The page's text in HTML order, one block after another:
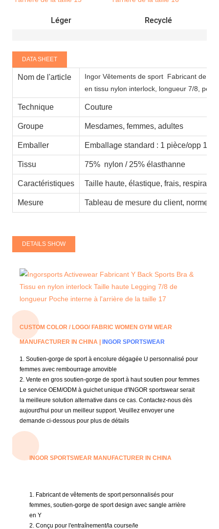
Léger Recyclé
DATA SHEET
Nom de l'article Ingor Vêtements de sport Fabricant de
en tissu nylon interlock, longueur 7/8,
Technique Couture
Groupe Mesdames, femmes, adultes
Emballer Emballage standard : 1 pièce/opp 100
Tissu 75% nylon / 25% élasthanne
Caractéristiques Taille haute, élastique, frais,
Mesure Tableau de mesure du client, normes
DETAILS SHOW
CUSTOM COLOR / LOGO/ FABRIC WOMEN GYM WEAR
MANUFACTURER IN CHINA | INGOR SPORTSWEAR
1. Soutien-gorge de sport à encolure dégagée U personnalisé pour
femmes avec rembourrage amovible
2. Vente en gros soutien-gorge de sport à haut soutien pour femmes
Le service OEM/ODM à guichet unique d'INGOR sportswear serait
la meilleure solution alternative dans ce cas. Contactez-nous dès
aujourd'hui pour un meilleur support. Veuillez envoyer une
demande ci-dessous pour plus de détails
INGOR SPORTSWEAR MANUFACTURER IN CHINA
1. Fabricant de vêtements de sport personnalisés pour
femmes, soutien-gorge de sport design avec sangle arrière
en Y
2. Conçu pour l'entraînement/la course/le